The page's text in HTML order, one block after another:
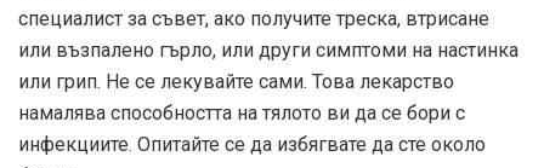
специалист за съвет, ако получите треска, втрисане
или възпалено гърло, или други симптоми на настинка
или грип. Не се лекувайте сами. Това лекарство
намалява способността на тялото ви да се бори с
инфекциите. Опитайте се да избягвате да сте около